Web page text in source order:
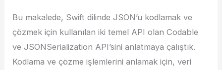
Bu makalede, Swift dilinde JSON’u kodlamak ve
çözmek için kullanılan iki temel API olan Codable
ve JSONSerialization API’sini anlatmaya çalıştık.
Kodlama ve çözme işlemlerini anlamak için, veri